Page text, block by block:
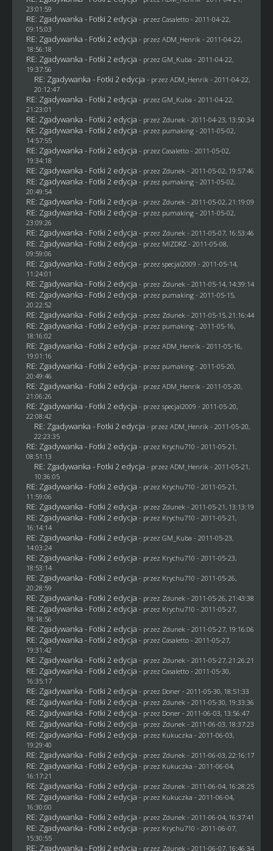
23:01:59
RE: Zgadywanka - Fotki 2 edycja - przez Casaletto- 2011-04-22,
09:15:03
RE: Zgadywanka - Fotki 2 edycja - przez ADM_Henrik - 2011-04-22,
18:56:18
RE: Zgadywanka - Fotki 2 edycja - przez GM_Kuba - 2011-04-22,
19:37:56
RE: Zgadywanka - Fotki 2 edycja - przez ADM_Henrik - 2011-04-22,
20:12:47
RE: Zgadywanka - Fotki 2 edycja - przez GM_Kuba - 2011-04-22,
21:23:01
RE: Zgadywanka - Fotki 2 edycja - przez Zdunek - 2011-04-23, 13:50:34
RE: Zgadywanka - Fotki 2 edycja - przez pumaking- 2011-05-02,
14:57:55
RE: Zgadywanka - Fotki 2 edycja - przez Casaletto- 2011-05-02,
19:34:18
RE: Zgadywanka - Fotki 2 edycja - przez Zdunek - 2011-05-02, 19:57:46
RE: Zgadywanka - Fotki 2 edycja - przez pumaking- 2011-05-02,
20:49:54
RE: Zgadywanka - Fotki 2 edycja - przez Zdunek - 2011-05-02, 21:19:09
RE: Zgadywanka - Fotki 2 edycja - przez pumaking- 2011-05-02,
23:09:26
RE: Zgadywanka - Fotki 2 edycja - przez Zdunek - 2011-05-07, 16:53:46
RE: Zgadywanka - Fotki 2 edycja - przez MIZDRZ- 2011-05-08,
09:59:06
RE: Zgadywanka - Fotki 2 edycja - przez specjal2009 - 2011-05-14,
11:24:01
RE: Zgadywanka - Fotki 2 edycja - przez Zdunek - 2011-05-14, 14:39:14
RE: Zgadywanka - Fotki 2 edycja - przez pumaking- 2011-05-15,
20:22:52
RE: Zgadywanka - Fotki 2 edycja - przez Zdunek - 2011-05-15, 21:16:44
RE: Zgadywanka - Fotki 2 edycja - przez pumaking- 2011-05-16,
18:16:02
RE: Zgadywanka - Fotki 2 edycja - przez ADM_Henrik - 2011-05-16,
19:01:16
RE: Zgadywanka - Fotki 2 edycja - przez pumaking- 2011-05-20,
20:49:46
RE: Zgadywanka - Fotki 2 edycja - przez ADM_Henrik - 2011-05-20,
21:06:26
RE: Zgadywanka - Fotki 2 edycja - przez specjal2009 - 2011-05-20,
22:08:42
RE: Zgadywanka - Fotki 2 edycja - przez ADM_Henrik - 2011-05-20,
22:23:35
RE: Zgadywanka - Fotki 2 edycja - przez Krychu710 - 2011-05-21,
08:51:13
RE: Zgadywanka - Fotki 2 edycja - przez ADM_Henrik - 2011-05-21,
10:36:05
RE: Zgadywanka - Fotki 2 edycja - przez Krychu710 - 2011-05-21,
11:59:06
RE: Zgadywanka - Fotki 2 edycja - przez Zdunek - 2011-05-21, 13:13:19
RE: Zgadywanka - Fotki 2 edycja - przez Krychu710 - 2011-05-21,
16:14:14
RE: Zgadywanka - Fotki 2 edycja - przez GM_Kuba - 2011-05-23,
14:03:24
RE: Zgadywanka - Fotki 2 edycja - przez Krychu710 - 2011-05-23,
18:53:14
RE: Zgadywanka - Fotki 2 edycja - przez Krychu710 - 2011-05-26,
20:28:59
RE: Zgadywanka - Fotki 2 edycja - przez Zdunek - 2011-05-26, 21:43:38
RE: Zgadywanka - Fotki 2 edycja - przez Krychu710 - 2011-05-27,
18:18:56
RE: Zgadywanka - Fotki 2 edycja - przez Zdunek - 2011-05-27, 19:16:06
RE: Zgadywanka - Fotki 2 edycja - przez Casaletto- 2011-05-27,
19:31:42
RE: Zgadywanka - Fotki 2 edycja - przez Zdunek - 2011-05-27, 21:26:21
RE: Zgadywanka - Fotki 2 edycja - przez Casaletto- 2011-05-30,
16:35:17
RE: Zgadywanka - Fotki 2 edycja - przez Doner- 2011-05-30, 18:51:33
RE: Zgadywanka - Fotki 2 edycja - przez Zdunek - 2011-05-30, 19:33:36
RE: Zgadywanka - Fotki 2 edycja - przez Doner- 2011-06-03, 13:56:47
RE: Zgadywanka - Fotki 2 edycja - przez Zdunek - 2011-06-03, 18:37:23
RE: Zgadywanka - Fotki 2 edycja - przez Kukuczka - 2011-06-03,
19:29:40
RE: Zgadywanka - Fotki 2 edycja - przez Zdunek - 2011-06-03, 22:16:17
RE: Zgadywanka - Fotki 2 edycja - przez Kukuczka - 2011-06-04,
16:17:21
RE: Zgadywanka - Fotki 2 edycja - przez Zdunek - 2011-06-04, 16:28:25
RE: Zgadywanka - Fotki 2 edycja - przez Kukuczka - 2011-06-04,
16:30:00
RE: Zgadywanka - Fotki 2 edycja - przez Zdunek - 2011-06-04, 16:37:41
RE: Zgadywanka - Fotki 2 edycja - przez Krychu710 - 2011-06-07,
15:30:55
RE: Zgadywanka - Fotki 2 edycja - przez Zdunek - 2011-06-07, 16:46:34